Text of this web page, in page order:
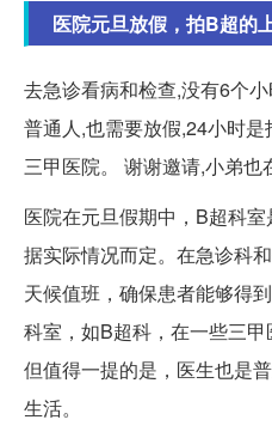
医院元旦放假，拍B超的
去急诊看病和检查,没有6个
普通人,也需要放假,24小时
三甲医院。 谢谢邀请,小弟也
医院在元旦假期中，B超科
据实际情况而定。在急诊科
天候值班，确保患者能够得
科室，如B超科，在一些三甲
但值得一提的是，医生也是
生活。